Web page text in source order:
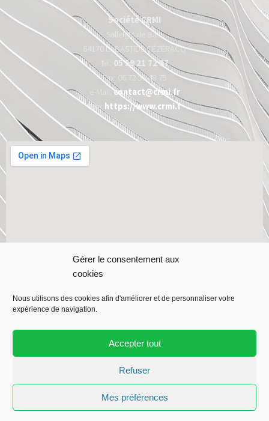
Gérer le consentement aux
cookies
Nous utilisons des cookies afin d'améliorer et de personnaliser votre
expérience de navigation.
Accepter tout
Refuser
Mes préférences
Société CRMI
Salleigts de Bas,
64170 LABASTIDE CÉZÉRACQ
Tél: 05 59 21 72 87
Fax: 06 72 95 48 75
e-Mail:contact@crmi.fr
Site: https://www.crmi.f
Copyright ©